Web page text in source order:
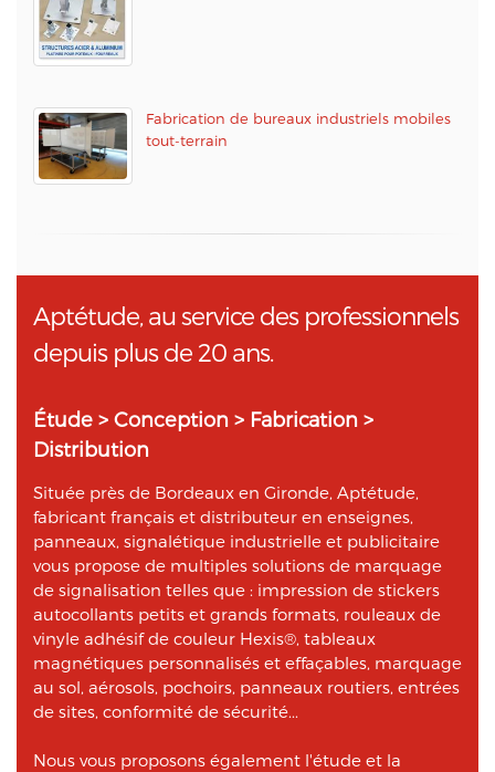
Fabrication de bureaux industriels mobiles
tout-terrain
Aptétude, au service des professionnels
depuis plus de 20 ans.
Étude > Conception > Fabrication >
Distribution
Située près de Bordeaux en Gironde, Aptétude,
fabricant français et distributeur en enseignes,
panneaux, signalétique industrielle et publicitaire
vous propose de multiples solutions de marquage
de signalisation telles que : impression de stickers
autocollants petits et grands formats, rouleaux de
vinyle adhésif de couleur Hexis®, tableaux
magnétiques personnalisés et effaçables, marquage
au sol, aérosols, pochoirs, panneaux routiers, entrées
de sites, conformité de sécurité...
Nous vous proposons également l'étude et la